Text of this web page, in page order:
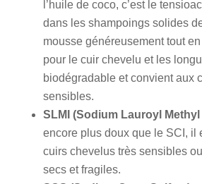
l’huile de coco, c’est le
dans les shampoings solides de
mousse généreusement tout
pour le cuir chevelu et les
biodégradable et convient aux
sensibles.
SLMI (Sodium Lauroyl
encore plus doux que le SCI, il
cuirs chevelus très sensibles
secs et fragiles.